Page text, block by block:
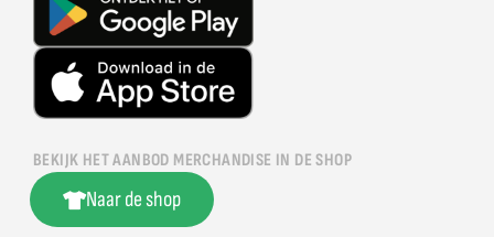
BEKIJK HET AANBOD MERCHANDISE IN DE SHOP
Naar de shop